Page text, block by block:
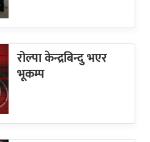
रोल्पा केन्द्रबिन्दु भएर
भूकम्प